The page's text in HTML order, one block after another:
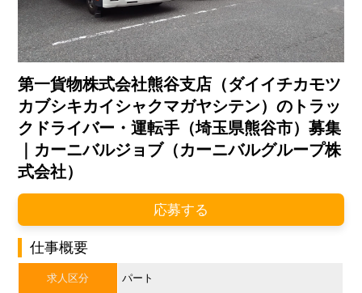
第一貨物株式会社熊谷支店（ダイイチカモツ
カブシキカイシャクマガヤシテン）のトラッ
クドライバー・運転手（埼玉県熊谷市）募集
｜カーニバルジョブ（カーニバルグループ株
式会社）
応募する
仕事概要
求人区分 パート